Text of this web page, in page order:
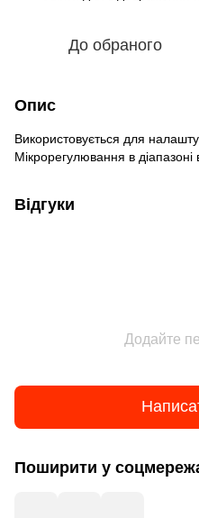
До обраного
Опис
Використовується для
Мікрорегулювання в діапазоні
Відгуки
Додайте
Поширити у